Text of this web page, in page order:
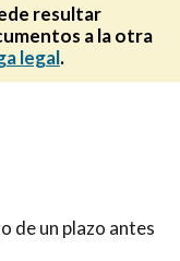
resultar
a la otra
legal.
de un plazo antes